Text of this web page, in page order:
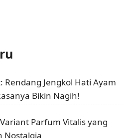
Rendang Jengkol Hati Ayam
Bikin Nagih!
Parfum Vitalis yang
Nostalgia